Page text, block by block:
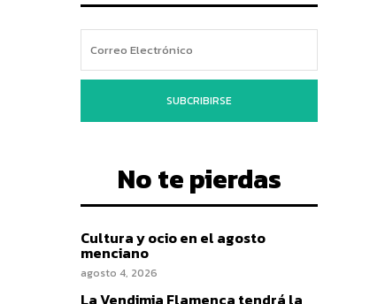
SUBCRIBIRSE
No te pierdas
Cultura y ocio en el agosto
menciano
agosto 4, 2026
La Vendimia Flamenca tendrá la